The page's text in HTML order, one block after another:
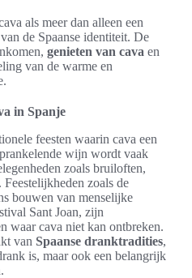
als meer dan alleen een
de Spaanse identiteit. De
genieten van cava en
van de warme en
in Spanje
feesten waarin cava een
wijn wordt vaak
zoals bruiloften,
Feestelijkheden zoals de
bouwen van menselijke
Sant Joan, zijn
waar cava niet kan ontbreken.
van Spaanse dranktradities,
is, maar ook een belangrijk